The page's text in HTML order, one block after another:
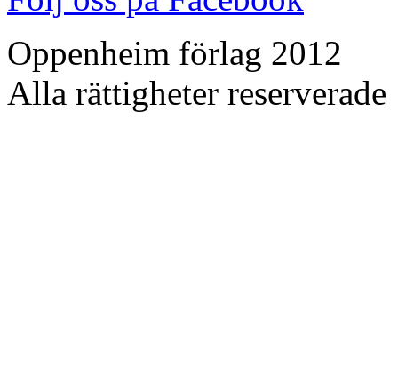
Oppenheim förlag 2012
Alla rättigheter reserverade